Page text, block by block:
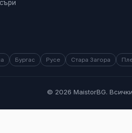
Бургас Русе Стара Загора
© 2026 MaistorBG.